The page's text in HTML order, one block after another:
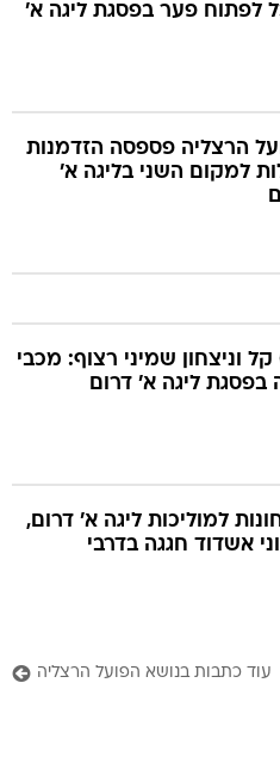
לפתוח פער בפסגת ליגה א'
הרצליה פספסה הזדמנות
למקום השני בליגה א'
0:5 קל וניצחון שמיני רצוף: מכבי
בפסגת ליגה א' דרום
למוליכות ליגה א' דרום,
אשדוד חגגה בדרבי
עוד כתבות בנושא הפועל הרצליה